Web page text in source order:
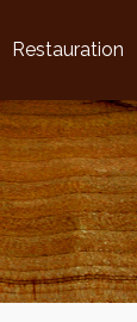
Restauration